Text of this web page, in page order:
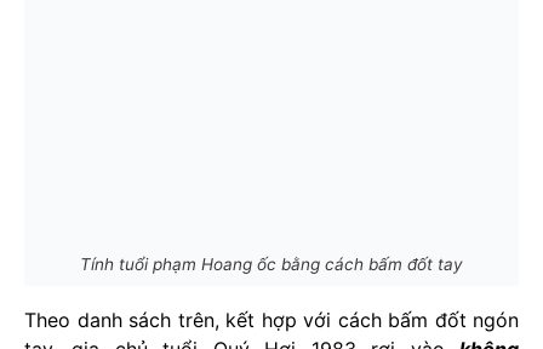
Tính tuổi phạm Hoang ốc bằng cách bấm đốt tay
Theo danh sách trên, kết hợp với cách bấm đốt ngón